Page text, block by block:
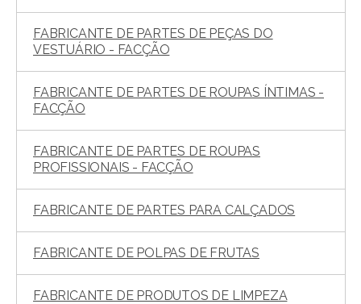
FABRICANTE DE PARTES DE PEÇAS DO
VESTUÁRIO - FACÇÃO
FABRICANTE DE PARTES DE ROUPAS ÍNTIMAS -
FACÇÃO
FABRICANTE DE PARTES DE ROUPAS
PROFISSIONAIS - FACÇÃO
FABRICANTE DE PARTES PARA CALÇADOS
FABRICANTE DE POLPAS DE FRUTAS
FABRICANTE DE PRODUTOS DE LIMPEZA